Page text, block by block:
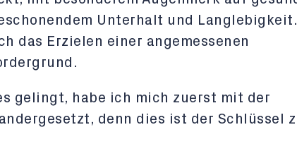
Unterhalt und Langlebigkeit.
das Erzielen einer angemessenen
gelingt, habe ich mich zuerst mit der
denn dies ist der Schlüssel